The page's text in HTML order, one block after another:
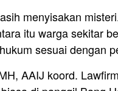
menyisakan
itu warga sekitar
sesuai dengan
AAIJ koord.